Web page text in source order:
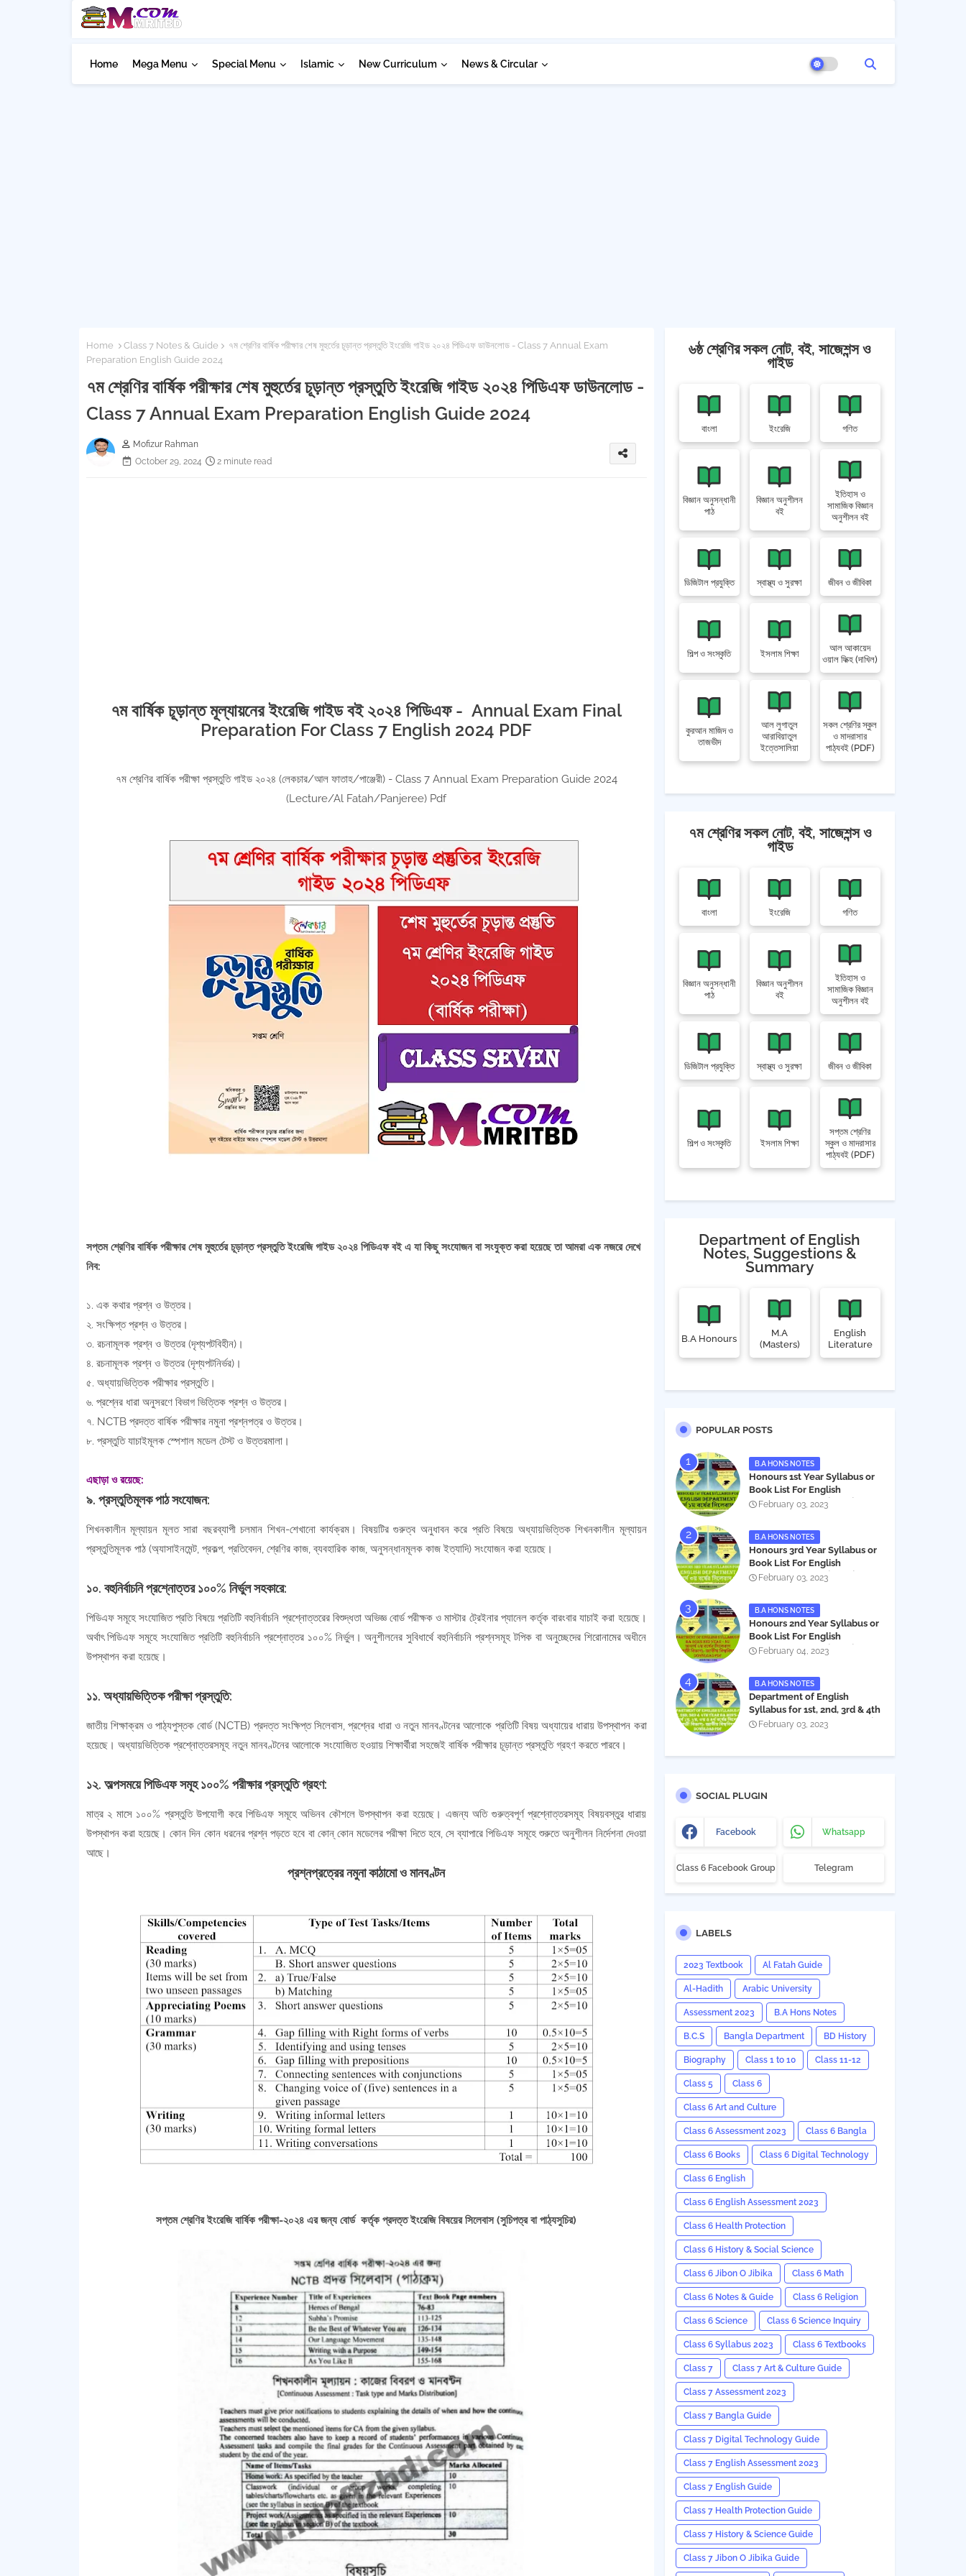
Home Mega Menu Special Menu Islamic New Curriculum News & Circular
Home Class 7 Notes & Guide
৭ম শ্রেণির বার্ষিক পরীক্ষার শেষ মুহুর্তের চূড়ান্ত প্রস্তুতি ইংরেজি গাইড ২০২৪ পিডিএফ ডাউনলোড - Class 7 Annual Exam
Preparation English Guide 2024
৭ম শ্রেণির বার্ষিক পরীক্ষার শেষ মুহুর্তের চূড়ান্ত প্রস্তুতি ইংরেজি গাইড ২০২৪ পিডিএফ ডাউনলোড -
Class 7 Annual Exam Preparation English Guide 2024
Mofizur Rahman
October 29, 2024
2 minute read
৭ম বার্ষিক চূড়ান্ত মূল্যায়নের ইংরেজি গাইড বই ২০২৪ পিডিএফ - Annual Exam Final
Preparation For Class 7 English 2024 PDF
৭ম শ্রেণির বার্ষিক পরীক্ষা প্রস্তুতি গাইড ২০২৪ (লেকচার/আল ফাতাহ/পাঞ্জেরী) - Class 7 Annual Exam Preparation Guide 2024
(Lecture/Al Fatah/Panjeree) Pdf
সপ্তম শ্রেণির বার্ষিক পরীক্ষার শেষ মুহুর্তের চূড়ান্ত প্রস্তুতি ইংরেজি গাইড ২০২৪ পিডিএফ বই এ যা কিছু সংযোজন বা সংযুক্ত করা হয়েছে তা আমরা এক নজরে দেখে
নিব:
১. এক কথার প্রশ্ন ও উত্তর।
২. সংক্ষিপ্ত প্রশ্ন ও উত্তর।
৩. রচনামূলক প্রশ্ন ও উত্তর (দৃশ্যপটবিহীন)।
৪. রচনামূলক প্রশ্ন ও উত্তর (দৃশ্যপটনির্ভর)।
৫. অধ্যায়ভিত্তিক পরীক্ষার প্রস্তুতি।
৬. প্রশ্নের ধারা অনুসরণে বিভাগ ভিত্তিক প্রশ্ন ও উত্তর।
৭. NCTB প্রদত্ত বার্ষিক পরীক্ষার নমুনা প্রশ্নপত্র ও উত্তর।
৮. প্রস্তুতি যাচাইমূলক স্পেশাল মডেল টেস্ট ও উত্তরমালা।
এছাড়া ও রয়েছে:
৯. প্রস্তুতিমূলক পাঠ সংযোজন:
শিখনকালীন মূল্যায়ন মূলত সারা বছরব্যাপী চলমান শিখন-শেখানো কার্যক্রম। বিষয়টির গুরুত্ব অনুধাবন করে প্রতি বিষয়ে অধ্যায়ভিত্তিক শিখনকালীন মূল্যায়ন
প্রস্তুতিমূলক পাঠ (অ্যাসাইনমেন্ট, প্রকল্প, প্রতিবেদন, শ্রেণির কাজ, ব্যবহারিক কাজ, অনুসন্ধানমূলক কাজ ইত্যাদি) সংযোজন করা হয়েছে।
১০. বহুনির্বাচনি প্রশ্নোত্তর ১০০% নির্ভুল সহকারে:
পিডিএফ সমূহে সংযোজিত প্রতি বিষয়ে প্রতিটি বহুনির্বাচনি প্রশ্নোত্তরের বিশুদ্ধতা অভিজ্ঞ বোর্ড পরীক্ষক ও মাস্টার ট্রেইনার প্যানেল কর্তৃক বারংবার যাচাই করা হয়েছে।
অর্থাৎ পিডিএফ সমূহে সংযোজিত প্রতিটি বহুনির্বাচনি প্রশ্নোত্তর ১০০% নির্ভুল। অনুশীলনের সুবিধার্থে বহুনির্বাচনি প্রশ্নসমূহ টপিক বা অনুচ্ছেদের শিরোনামের অধীনে
উপস্থাপন করা হয়েছে।
১১. অধ্যায়ভিত্তিক পরীক্ষা প্রস্তুতি:
জাতীয় শিক্ষাক্রম ও পাঠ্যপুস্তক বোর্ড (NCTB) প্রদত্ত সংক্ষিপ্ত সিলেবাস, প্রশ্নের ধারা ও নতুন মানবণ্টনের আলোকে প্রতিটি বিষয় অধ্যায়ের ধারায় উপস্থাপন করা
হয়েছে। অধ্যায়ভিত্তিক প্রশ্নোত্তরসমূহ নতুন মানবণ্টনের আলোকে সংযোজিত হওয়ায় শিক্ষার্থীরা সহজেই বার্ষিক পরীক্ষার চূড়ান্ত প্রস্তুতি গ্রহণ করতে পারবে।
১২. অল্পসময়ে পিডিএফ সমূহ ১০০% পরীক্ষার প্রস্তুতি গ্রহণ:
মাত্র ২ মাসে ১০০% প্রস্তুতি উপযোগী করে পিডিএফ সমূহে অভিনব কৌশলে উপস্থাপন করা হয়েছে। এজন্য অতি গুরুত্বপূর্ণ প্রশ্নোত্তরসমূহ বিষয়বস্তুর ধারায়
উপস্থাপন করা হয়েছে। কোন দিন কোন ধরনের প্রশ্ন পড়তে হবে বা কোন্ কোন মডেলের পরীক্ষা দিতে হবে, সে ব্যাপারে পিডিএফ সমূহে শুরুতে অনুশীলন নির্দেশনা দেওয়া
আছে।
প্রশ্নপ্রত্রের নমুনা কাঠামো ও মানবণ্টন
সপ্তম শ্রেণির ইংরেজি বার্ষিক পরীক্ষা-২০২৪ এর জন্য বোর্ড কর্তৃক প্রদত্ত ইংরেজি বিষয়ের সিলেবাস (সুচিপত্র বা পাঠ্যসুচির)
৬ষ্ঠ শ্রেণির সকল নোট, বই, সাজেশন্স ও
গাইড
বাংলা ইংরেজি গণিত
বিজ্ঞান অনুসন্ধানী
পাঠ
বিজ্ঞান অনুশীলন
বই
ইতিহাস ও
সামাজিক বিজ্ঞান
অনুশীলন বই
ডিজিটাল প্রযুক্তি স্বাস্থ্য ও সুরক্ষা জীবন ও জীবিকা
শিল্প ও সংস্কৃতি ইসলাম শিক্ষা
আল আকায়েদ
ওয়াল ফিক্হ (দাখিল)
কুরআন মাজিদ ও
তাজভীদ
আল লুগাতুল
আরাবিয়াতুল
ইত্তেসালিয়া
সকল শ্রেণির স্কুল
ও মাদরাসার
পাঠ্যবই (PDF)
৭ম শ্রেণির সকল নোট, বই, সাজেশন্স ও
গাইড
বাংলা ইংরেজি গণিত
বিজ্ঞান অনুসন্ধানী
পাঠ
বিজ্ঞান অনুশীলন
বই
ইতিহাস ও
সামাজিক বিজ্ঞান
অনুশীলন বই
ডিজিটাল প্রযুক্তি স্বাস্থ্য ও সুরক্ষা জীবন ও জীবিকা
শিল্প ও সংস্কৃতি ইসলাম শিক্ষা
সপ্তম শ্রেণির
স্কুল ও মাদরাসার
পাঠ্যবই (PDF)
Department of English
Notes, Suggestions &
Summary
B.A Honours
M.A
(Masters)
English
Literature
POPULAR POSTS
B.A HONS NOTES
Honours 1st Year Syllabus or
Book List For English
Department - অনার্স ১ম বর্ষের সিলেবাস
February 03, 2023
B.A HONS NOTES
Honours 3rd Year Syllabus or
Book List For English
Department - অনার্স ৩য় বর্ষের সিলেবাস
February 03, 2023
B.A HONS NOTES
Honours 2nd Year Syllabus or
Book List For English
Department - অনার্স ২য় বর্ষের সিলেবাস
February 04, 2023
B.A HONS NOTES
Department of English
Syllabus for 1st, 2nd, 3rd & 4th
Year BA Hon's - NU | বিএ অনার্স
February 03, 2023
SOCIAL PLUGIN
Facebook Whatsapp
Class 6 Facebook Group Telegram
LABELS
2023 Textbook Al Fatah Guide
Al-Hadith Arabic University
Assessment 2023 B.A Hons Notes
B.C.S Bangla Department BD History
Biography Class 1 to 10 Class 11-12
Class 5 Class 6
Class 6 Art and Culture
Class 6 Assessment 2023 Class 6 Bangla
Class 6 Books Class 6 Digital Technology
Class 6 English
Class 6 English Assessment 2023
Class 6 Health Protection
Class 6 History & Social Science
Class 6 Jibon O Jibika Class 6 Math
Class 6 Notes & Guide Class 6 Religion
Class 6 Science Class 6 Science Inquiry
Class 6 Syllabus 2023 Class 6 Textbooks
Class 7 Class 7 Art & Culture Guide
Class 7 Assessment 2023
Class 7 Bangla Guide
Class 7 Digital Technology Guide
Class 7 English Assessment 2023
Class 7 English Guide
Class 7 Health Protection Guide
Class 7 History & Science Guide
Class 7 Jibon O Jibika Guide